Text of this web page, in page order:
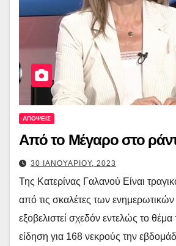
ΑΠΟΨΕΙΣ
Από το Μέγαρο στο
30 ΙΑΝΟΥΑΡΙΟΥ, 2023
Της Κατερίνας Γαλανού Είναι
από τις σκαλέτες των
εξοβελιστεί σχεδόν εντελώς το
είδηση για 168 νεκρούς την